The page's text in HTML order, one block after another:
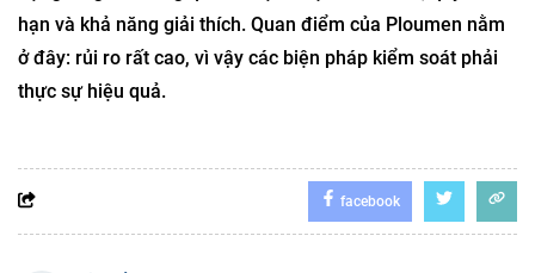
hạn và khả năng giải thích. Quan điểm của Ploumen nằm
ở đây: rủi ro rất cao, vì vậy các biện pháp kiểm soát phải
thực sự hiệu quả.
facebook